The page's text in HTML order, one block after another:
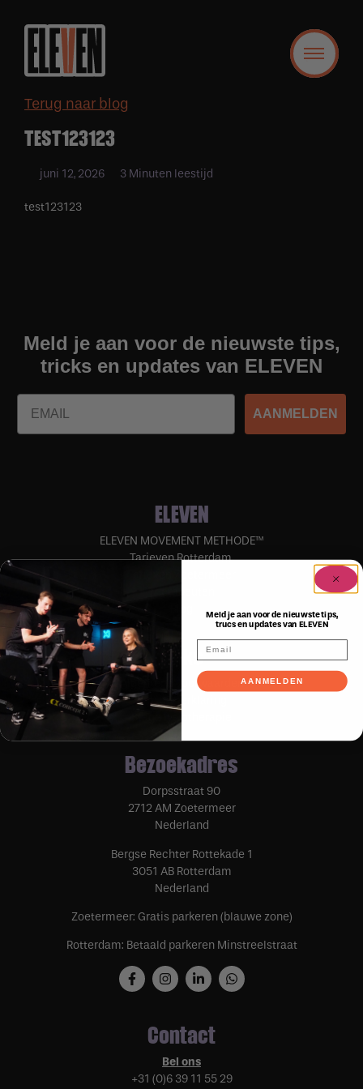
Terug naar blog
TEST123123
juni 12, 2026 3 Minuten leestijd
test123123
Meld je aan voor de nieuwste tips,
tricks en updates van ELEVEN
Email
AANMELDEN
ELEVEN
ELEVEN MOVEMENT METHODE™
Tarieven Rotterdam
Links
Algemene voorwaarden
Privacyverklaring
Bezoekadres
Dorpsstraat 90
2712 AM Zoetermeer
Nederland
Bergse Rechter Rottekade 1
3051 AB Rotterdam
Nederland
Zoetermeer: Gratis parkeren (blauwe zone)
Rotterdam: Betaald parkeren Minstreelstraat
Contact
Bel ons
+31 (0)6 39 11 55 29
Meld je aan voor de nieuwste tips,
trucs en updates van ELEVEN
AANMELDEN